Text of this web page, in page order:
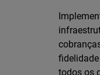
todos os